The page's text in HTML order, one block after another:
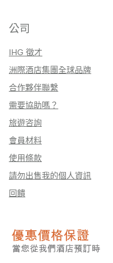
公司
IHG 徵才
洲際酒店集團全球品牌
合作夥伴聯繫
需要協助嗎？
旅遊咨詢
會員材料
使用條款
請勿出售我的個人資訊
回饋